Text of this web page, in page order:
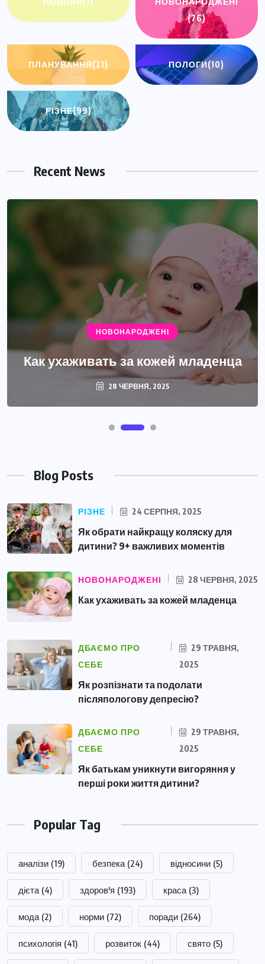
(76)
ПЛАНУВАННЯ(21) ПОЛОГИ(10)
РІЗНЕ(99)
Recent News
НОВОНАРОДЖЕНІ
Как ухаживать за кожей младенца
28 ЧЕРВНЯ, 2025
Blog Posts
РІЗНЕ 24 СЕРПНЯ, 2025
Як обрати найкращу коляску для
дитини? 9+ важливих моментів
НОВОНАРОДЖЕНІ 28 ЧЕРВНЯ, 2025
Как ухаживать за кожей младенца
ДБАЄМО ПРО
СЕБЕ
29 ТРАВНЯ,
2025
Як розпізнати та подолати
післяпологову депресію?
ДБАЄМО ПРО
СЕБЕ
29 ТРАВНЯ,
2025
Як батькам уникнути вигоряння у
перші роки життя дитини?
Popular Tag
аналізи (19) безпека (24) відносини (5)
дієта (4) здоров'я (193) краса (3)
мода (2) норми (72) поради (264)
психологія (41) розвиток (44) свято (5)